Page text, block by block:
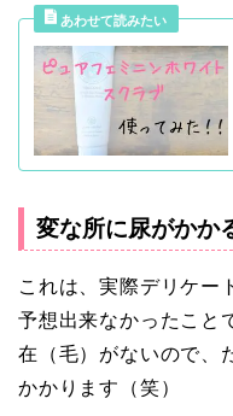
変な所に尿がかか
これは、実際デリケー
予想出来なかったこと
在（毛）がないので、
かかります（笑）